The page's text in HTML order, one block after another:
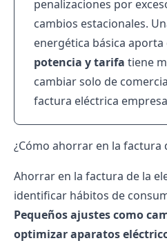
penalizaciones por
cambios estacionales.
energética básica aporta
potencia y tarifa tiene
cambiar solo de
factura eléctrica
¿Cómo ahorrar en la factura
Ahorrar en la factura de la
identificar hábitos de
Pequeños ajustes como
optimizar aparatos